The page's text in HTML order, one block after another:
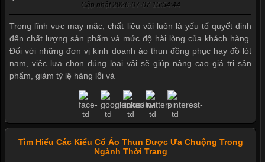
Cập nhật 2026-07-07 15:54:44
Trong lĩnh vực may mặc, chất liệu vải luôn là yếu tố quyết định
đến chất lượng sản phẩm và mức độ hài lòng của khách hàng.
Đối với những đơn vị kinh doanh áo thun đồng phục hay đồ lót
nam, việc lựa chọn đúng loại vải sẽ giúp nâng cao giá trị sản
phẩm, giảm tỷ lệ hàng lỗi và
Tìm Hiểu Các Kiểu Cổ Áo Thun Được Ưa Chuộng Trong
Ngành Thời Trang